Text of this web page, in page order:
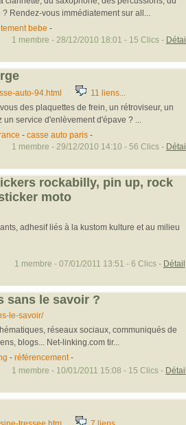
Rendez-vous immédiatement sur all...
bebe -
1 membre - 28/12/2010 18:01 - 15 Clics - Détail
auto-94.html 11 liens...
des plaquettes de frein, un rétroviseur, un
service d'enlèvement d'épave ? ...
- casse auto paris-
1 membre - 29/12/2010 14:10 - 56 Clics - Détail
rockabilly, pin up, rock
moto
adhesif liés à la kustom kulture et au milieu
1 membre - 07/01/2011 13:51 - 6 Clics - Détail
sans le savoir ?
le-savoir/
réseaux sociaux, communiqués de
blogs... Net-linking.com tir...
- référencement-
1 membre - 10/01/2011 15:08 - 15 Clics - Détail